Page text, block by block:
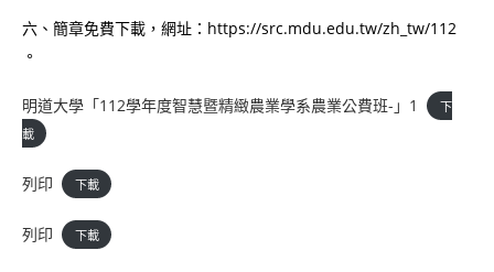
六、簡章免費下載，網址：https://src.mdu.edu.tw/zh_tw/112
。
明道大學「112學年度智慧暨精緻農業學系農業公費班-」1
下
載
列印 下載
列印 下載